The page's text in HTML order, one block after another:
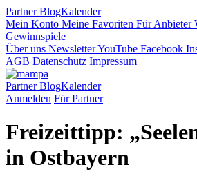
PartnerBlogKalender
Mein Konto Meine Favoriten Für Anbieter
Gewinnspiele
Über uns NewsletterYouTube Facebook
AGB Datenschutz Impressum
PartnerBlogKalender
Anmelden Für Partner
Freizeittipp:
in Ostbayern